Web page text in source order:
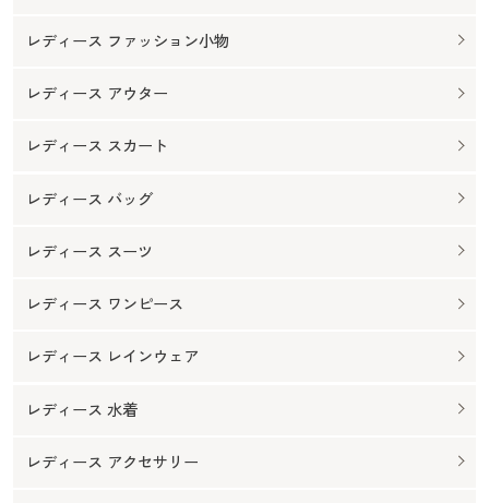
レディース ファッション小物
レディース アウター
レディース スカート
レディース バッグ
レディース スーツ
レディース ワンピース
レディース レインウェア
レディース 水着
レディース アクセサリー